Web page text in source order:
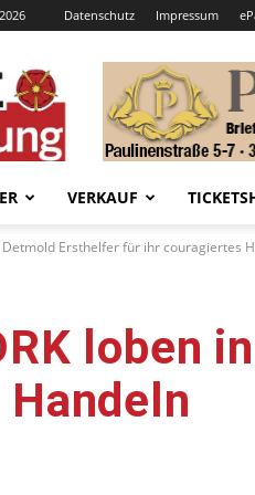
Datenschutz Impressum
VERKAUF
Detmold Ersthelfer für ihr couragiertes
loben